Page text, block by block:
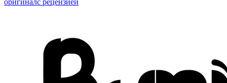
оригиналс рецензией